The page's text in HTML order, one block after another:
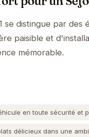
se distingue par
paisible et
mémorable.
en toute sécurité et
délicieux dans une